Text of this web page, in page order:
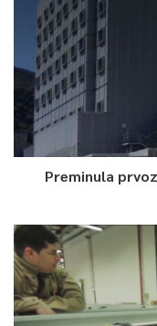
Preminula